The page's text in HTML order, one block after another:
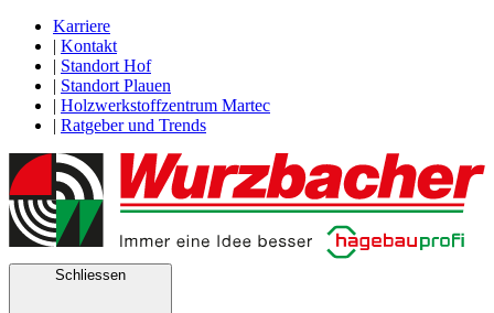
Karriere
| Kontakt
| Standort Hof
| Standort Plauen
| Holzwerkstoffzentrum Martec
| Ratgeber und Trends
Schliessen